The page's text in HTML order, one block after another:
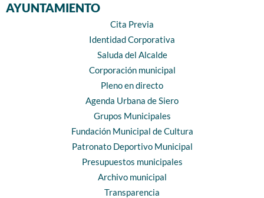
AYUNTAMIENTO
Cita Previa
Identidad Corporativa
Saluda del Alcalde
Corporación municipal
Pleno en directo
Agenda Urbana de Siero
Grupos Municipales
Fundación Municipal de Cultura
Patronato Deportivo Municipal
Presupuestos municipales
Archivo municipal
Transparencia